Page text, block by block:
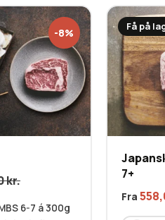
-8%
kr.
6-7 á 300g
Få på
7+
Fra